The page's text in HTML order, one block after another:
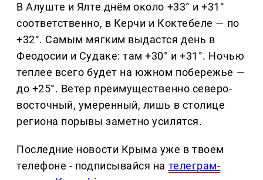
В Алуште и Ялте днём около +33° и +31°
соответственно, в Керчи и Коктебеле — по
+32°. Самым мягким выдастся день в
Феодосии и Судаке: там +30° и +31°. Ночью
теплее всего будет на южном побережье —
до +25°. Ветер преимущественно северо-
восточный, умеренный, лишь в столице
региона порывы заметно усилятся.
Последние новости Крыма уже в твоем
телефоне - подписывайся на телеграм-